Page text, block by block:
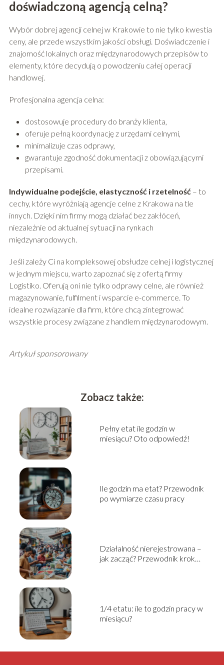
doświadczoną agencją celną?
Wybór dobrej agencji celnej w Krakowie to nie tylko kwestia
ceny, ale przede wszystkim jakości obsługi. Doświadczenie i
znajomość lokalnych oraz międzynarodowych przepisów to
elementy, które decydują o powodzeniu całej operacji
handlowej.
Profesjonalna agencja celna:
dostosowuje procedury do branży klienta,
oferuje pełną koordynację z urzędami celnymi,
minimalizuje czas odprawy,
gwarantuje zgodność dokumentacji z obowiązującymi
przepisami.
Indywidualne podejście, elastyczność i rzetelność – to
cechy, które wyróżniają agencje celne z Krakowa na tle
innych. Dzięki nim firmy mogą działać bez zakłóceń,
niezależnie od aktualnej sytuacji na rynkach
międzynarodowych.
Jeśli zależy Ci na kompleksowej obsłudze celnej i logistycznej
w jednym miejscu, warto zapoznać się z ofertą firmy
Logistiko. Oferują oni nie tylko odprawy celne, ale również
magazynowanie, fulfilment i wsparcie e-commerce. To
idealne rozwiązanie dla firm, które chcą zintegrować
wszystkie procesy związane z handlem międzynarodowym.
Artykuł sponsorowany
Zobacz także:
Pełny etat ile godzin w
miesiącu? Oto odpowiedź!
Ile godzin ma etat? Przewodnik
po wymiarze czasu pracy
Działalność nierejestrowana –
jak zacząć? Przewodnik krok
1/4 etatu: ile to godzin pracy w
miesiącu?